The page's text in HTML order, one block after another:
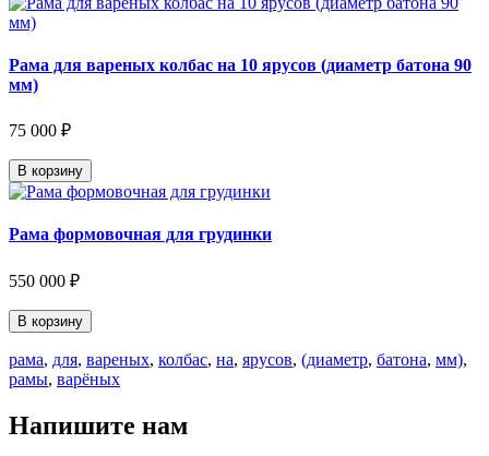
Рама для вареных колбас на 10 ярусов (диаметр батона 90
мм)
75 000 ₽
В корзину
Рама формовочная для грудинки
550 000 ₽
В корзину
рама, для, вареных, колбас, на, ярусов, (диаметр, батона, мм),
рамы, варёных
Напишите нам